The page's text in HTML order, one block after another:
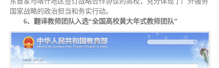
国家战略的政治担当和务实行动。
6、翻译教师团队入选“全国高校黄大年式教师团队”